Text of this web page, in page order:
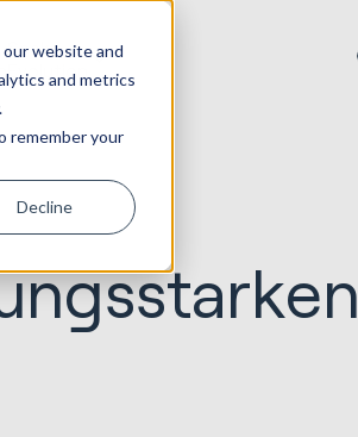
website and
and metrics
remember your
Decline
Seek
Evolution